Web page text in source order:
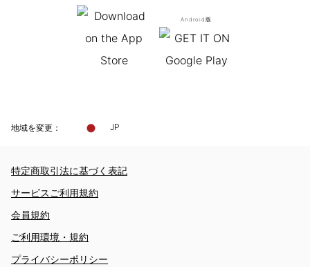
Android版
地域を変更： JP
特定商取引法に基づく表記
サービスご利用規約
会員規約
ご利用環境・規約
プライバシーポリシー